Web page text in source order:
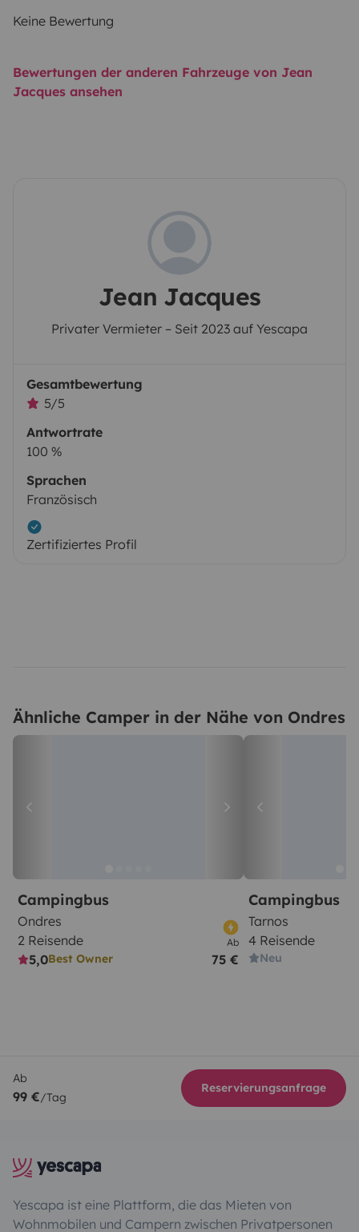
Keine Bewertung
Bewertungen der anderen Fahrzeuge von Jean
Jacques ansehen
Jean Jacques
Privater Vermieter – Seit 2023 auf Yescapa
Gesamtbewertung
5/5
Antwortrate
100 %
Sprachen
Französisch
Zertifiziertes Profil
Ähnliche Camper in der Nähe von Ondres
Campingbus
Ondres
2 Reisende
5,0Best Owner
Ab
75 €
Campingbus
Tarnos
4 Reisende
Neu
Ab
99 €/Tag
Reservierungsanfrage
Yescapa ist eine Plattform, die das Mieten von
Wohnmobilen und Campern zwischen Privatpersonen